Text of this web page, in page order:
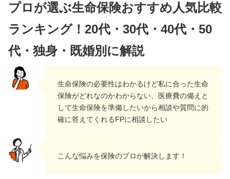
プロが選ぶ生命保険おすすめ人気比較
ランキング！20代・30代・40代・50
代・独身・既婚別に解説
生命保険の必要性はわかるけど私に合った生命
保険がどれなのかわからない、医療費の備えと
して生命保険を準備したいから相談や質問に的
確に答えてくれるFPに相談したい
こんな悩みを保険のプロが解決します！